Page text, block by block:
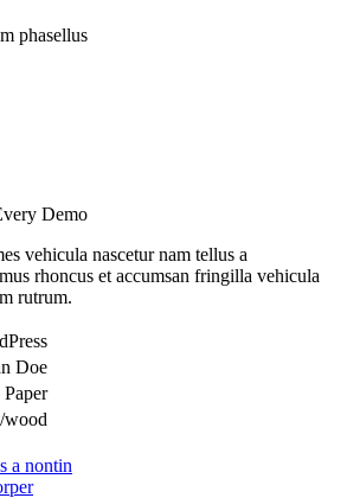
phasellus
Demo
vehicula nascetur nam tellus a
rhoncus et accumsan fringilla vehicula
rutrum.
Doe
wood
a nontin